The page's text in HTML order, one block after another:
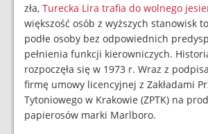
zła, Turecka Lira trafia do wolnego
większość osób z wyższych stanowisk
podłe osoby bez odpowiednich
pełnienia funkcji kierowniczych.
rozpoczęła się w 1973 r. Wraz z
firmę umowy licencyjnej z Zakładami
Tytoniowego w Krakowie (ZPTK) na
papierosów marki Marlboro.